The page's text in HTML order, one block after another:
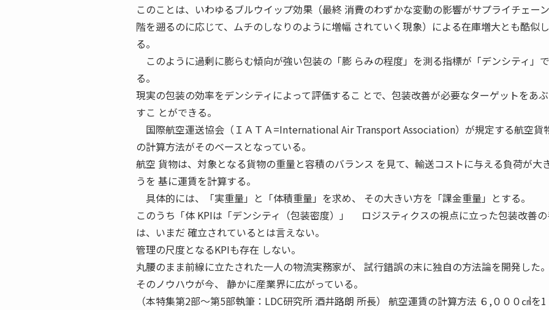
このことは、いわゆるブルウイップ効果（最終 消費のわずかな変動の影響がサプライチェー
階を遡るのに応じて、ムチのしなりのように増幅 されていく現象）による在庫増大とも酷似
る。
このように過剰に膨らむ傾向が強い包装の「膨 らみの程度」を測る指標が「デンシティ」
る。
現実の包装の効率をデンシティによって評価するこ とで、包装改善が必要なターゲットをあ
すこ とができる。
国際航空運送協会（ＩＡＴＡ=International Air Transport Association）が規定する航空貨
の計算方法がそのベースとなっている。
航空 貨物は、対象となる貨物の重量と容積のバランス を見て、輸送コストに与える負荷が大
うを 基に運賃を計算する。
具体的には、「実重量」と「体積重量」を求め、 その大きい方を「課金重量」とする。
このうち「体 KPIは「デンシティ（包装密度）」 ロジスティクスの視点に立った包装改善
は、いまだ 確立されているとは言えない。
管理の尺度となるKPIも存在 しない。
丸腰のまま前線に立たされた一人の物流実務家が、 試行錯誤の末に独自の方法論を開発した。
そのノウハウが今、 静かに産業界に広がっている。
（本特集第2部〜第5部執筆：LDC研究所 酒井路朗 所長） 航空運賃の計算方法 ６,０００㎤を1